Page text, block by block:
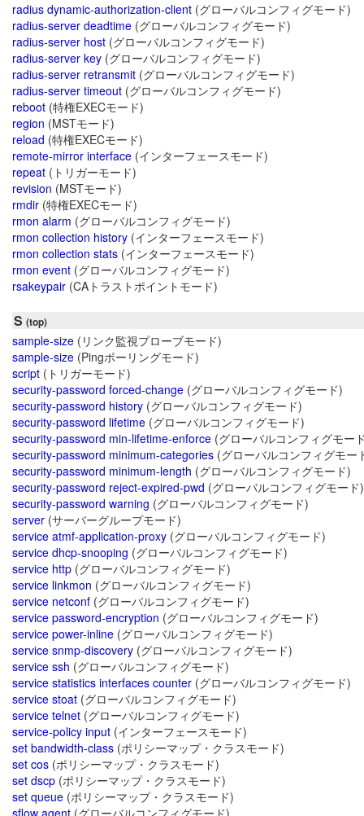
radius dynamic-authorization-client (グローバルコンフィグモード)
radius-server deadtime (グローバルコンフィグモード)
radius-server host (グローバルコンフィグモード)
radius-server key (グローバルコンフィグモード)
radius-server retransmit (グローバルコンフィグモード)
radius-server timeout (グローバルコンフィグモード)
reboot (特権EXECモード)
region (MSTモード)
reload (特権EXECモード)
remote-mirror interface (インターフェースモード)
repeat (トリガーモード)
revision (MSTモード)
rmdir (特権EXECモード)
rmon alarm (グローバルコンフィグモード)
rmon collection history (インターフェースモード)
rmon collection stats (インターフェースモード)
rmon event (グローバルコンフィグモード)
rsakeypair (CAトラストポイントモード)
S (top)
sample-size (リンク監視プローブモード)
sample-size (Pingポーリングモード)
script (トリガーモード)
security-password forced-change (グローバルコンフィグモード)
security-password history (グローバルコンフィグモード)
security-password lifetime (グローバルコンフィグモード)
security-password min-lifetime-enforce (グローバルコンフィグモー
security-password minimum-categories (グローバルコンフィグモー
security-password minimum-length (グローバルコンフィグモード)
security-password reject-expired-pwd (グローバルコンフィグモード)
security-password warning (グローバルコンフィグモード)
server (サーバーグループモード)
service atmf-application-proxy (グローバルコンフィグモード)
service dhcp-snooping (グローバルコンフィグモード)
service http (グローバルコンフィグモード)
service linkmon (グローバルコンフィグモード)
service netconf (グローバルコンフィグモード)
service password-encryption (グローバルコンフィグモード)
service power-inline (グローバルコンフィグモード)
service snmp-discovery (グローバルコンフィグモード)
service ssh (グローバルコンフィグモード)
service statistics interfaces counter (グローバルコンフィグモード)
service stoat (グローバルコンフィグモード)
service telnet (グローバルコンフィグモード)
service-policy input (インターフェースモード)
set bandwidth-class (ポリシーマップ・クラスモード)
set cos (ポリシーマップ・クラスモード)
set dscp (ポリシーマップ・クラスモード)
set queue (ポリシーマップ・クラスモード)
sflow agent (グローバルコンフィグモード)